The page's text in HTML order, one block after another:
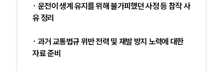
대륜법률상담예약
대륜법률상담예약
· 운전이 생계 유지를 위해 불가피했던 사정 등 참작 사
유 정리
· 과거 교통법규 위반 전력 및 재발 방지 노력에 대한
자료 준비